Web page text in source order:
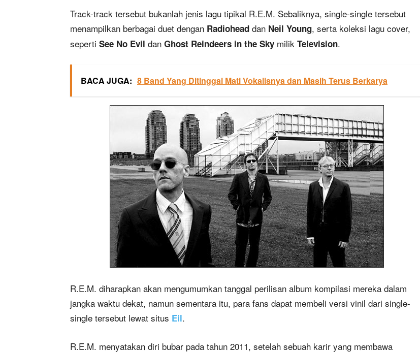
Track-track tersebut bukanlah jenis lagu tipikal R.E.M. Sebaliknya, single-single tersebut
menampilkan berbagai duet dengan Radiohead dan Neil Young, serta koleksi lagu cover,
seperti See No Evil dan Ghost Reindeers in the Sky milik Television.
BACA JUGA: 8 Band Yang Ditinggal Mati Vokalisnya dan Masih Terus Berkarya
R.E.M. diharapkan akan mengumumkan tanggal perilisan album kompilasi mereka dalam
jangka waktu dekat, namun sementara itu, para fans dapat membeli versi vinil dari single-
single tersebut lewat situs Eil.
R.E.M. menyatakan diri bubar pada tahun 2011, setelah sebuah karir yang membawa